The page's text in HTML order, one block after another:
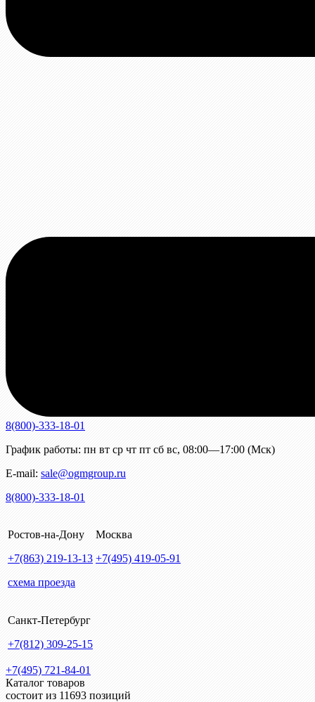
8(800)-333-18-01
График работы: пн вт ср чт пт сб вс, 08:00—17:00 (Мск)
E-mail: sale@ogmgroup.ru
8(800)-333-18-01
Ростов-на-Дону
+7(863) 219-13-13
схема проезда
Москва
+7(495) 419-05-91
Санкт-Петербург
+7(812) 309-25-15
+7(495) 721-84-01
Каталог товаров
состоит из 11693 позиций